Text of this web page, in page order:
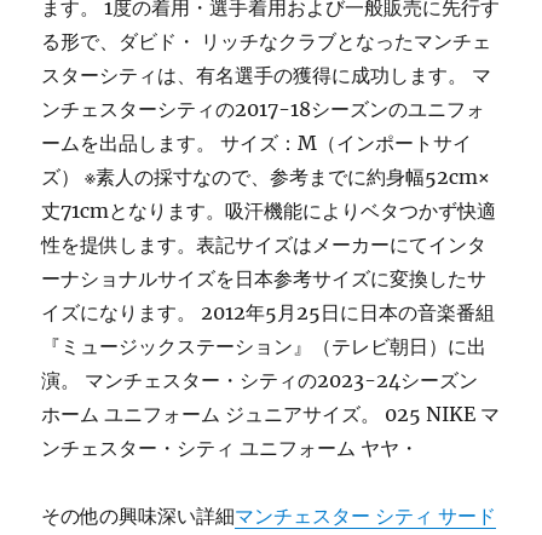
ます。 1度の着用・選手着用および一般販売に先行す
る形で、ダビド・ リッチなクラブとなったマンチェ
スターシティは、有名選手の獲得に成功します。 マ
ンチェスターシティの2017-18シーズンのユニフォ
ームを出品します。 サイズ：M（インポートサイ
ズ） ※素人の採寸なので、参考までに約身幅52cm×
丈71cmとなります。吸汗機能によりベタつかず快適
性を提供します。表記サイズはメーカーにてインタ
ーナショナルサイズを日本参考サイズに変換したサ
イズになります。 2012年5月25日に日本の音楽番組
『ミュージックステーション』（テレビ朝日）に出
演。 マンチェスター・シティの2023-24シーズン
ホーム ユニフォーム ジュニアサイズ。 025 NIKE マ
ンチェスター・シティ ユニフォーム ヤヤ・
その他の興味深い詳細マンチェスター シティ サード